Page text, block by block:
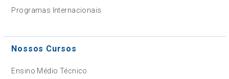
Programas Internacionais
Nossos Cursos
Ensino Médio Técnico